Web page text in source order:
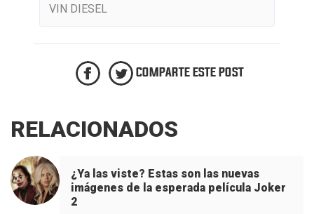
VIN DIESEL
COMPARTE ESTE POST
RELACIONADOS
¿Ya las viste? Estas son las nuevas
imágenes de la esperada película Joker
2